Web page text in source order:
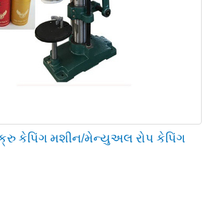
કેપિંગ મશીન/મેન્યુઅલ રોપ કેપિંગ